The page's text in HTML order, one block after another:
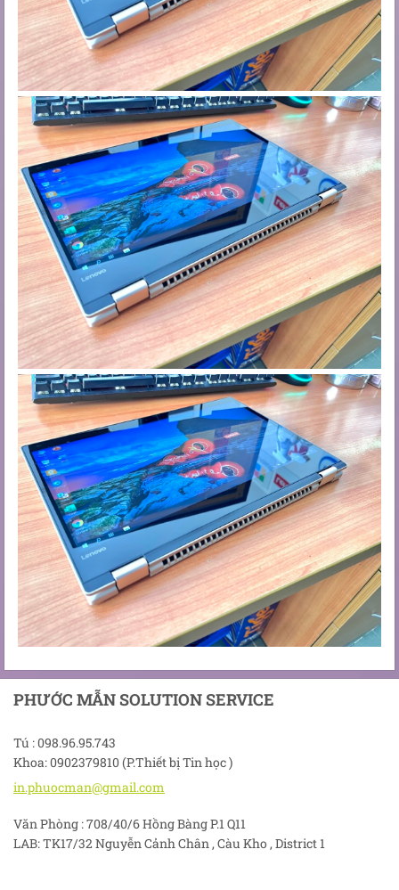
PHƯỚC MẪN SOLUTION SERVICE
Tú : 098.96.95.743
Khoa: 0902379810 (P.Thiết bị Tin học )
in.phuocman@gmail.com
Văn Phòng : 708/40/6 Hồng Bàng P.1 Q11
LAB: TK17/32 Nguyễn Cảnh Chân , Càu Kho , District 1